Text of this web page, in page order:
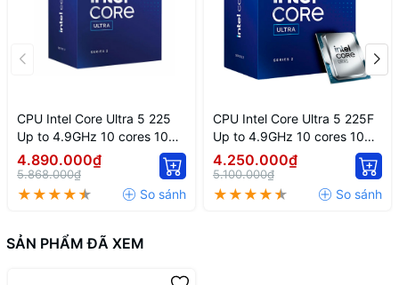
CPU Intel Core Ultra 5 225
Up to 4.9GHz 10 cores 10
threads 20MB
4.890.000₫
5.868.000₫
CPU Intel Core Ultra 5 225F
Up to 4.9GHz 10 cores 10
threads 20MB
4.250.000₫
5.100.000₫
SẢN PHẨM ĐÃ XEM